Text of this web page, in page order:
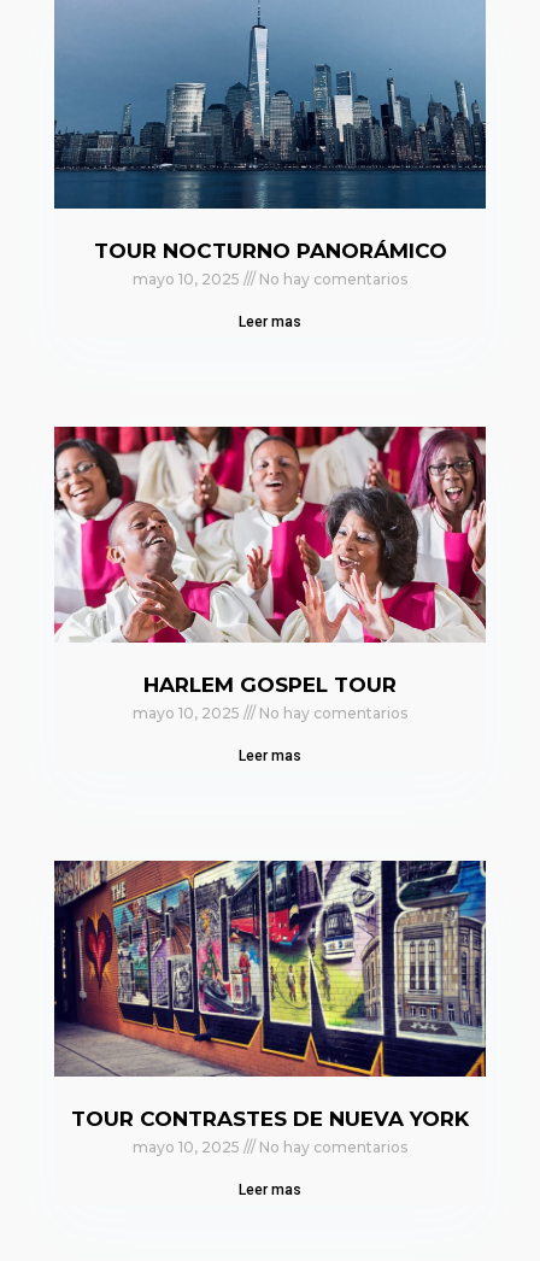
TOUR NOCTURNO PANORÁMICO
mayo 10, 2025 No hay comentarios
Leer mas
HARLEM GOSPEL TOUR
mayo 10, 2025 No hay comentarios
Leer mas
TOUR CONTRASTES DE NUEVA YORK
mayo 10, 2025 No hay comentarios
Leer mas